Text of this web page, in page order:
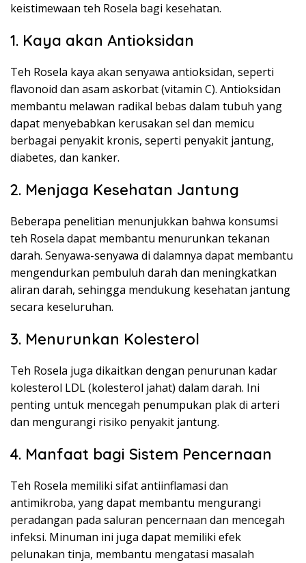
keistimewaan teh Rosela bagi kesehatan.
1. Kaya akan Antioksidan
Teh Rosela kaya akan senyawa antioksidan, seperti
flavonoid dan asam askorbat (vitamin C). Antioksidan
membantu melawan radikal bebas dalam tubuh yang
dapat menyebabkan kerusakan sel dan memicu
berbagai penyakit kronis, seperti penyakit jantung,
diabetes, dan kanker.
2. Menjaga Kesehatan Jantung
Beberapa penelitian menunjukkan bahwa konsumsi
teh Rosela dapat membantu menurunkan tekanan
darah. Senyawa-senyawa di dalamnya dapat membantu
mengendurkan pembuluh darah dan meningkatkan
aliran darah, sehingga mendukung kesehatan jantung
secara keseluruhan.
3. Menurunkan Kolesterol
Teh Rosela juga dikaitkan dengan penurunan kadar
kolesterol LDL (kolesterol jahat) dalam darah. Ini
penting untuk mencegah penumpukan plak di arteri
dan mengurangi risiko penyakit jantung.
4. Manfaat bagi Sistem Pencernaan
Teh Rosela memiliki sifat antiinflamasi dan
antimikroba, yang dapat membantu mengurangi
peradangan pada saluran pencernaan dan mencegah
infeksi. Minuman ini juga dapat memiliki efek
pelunakan tinja, membantu mengatasi masalah